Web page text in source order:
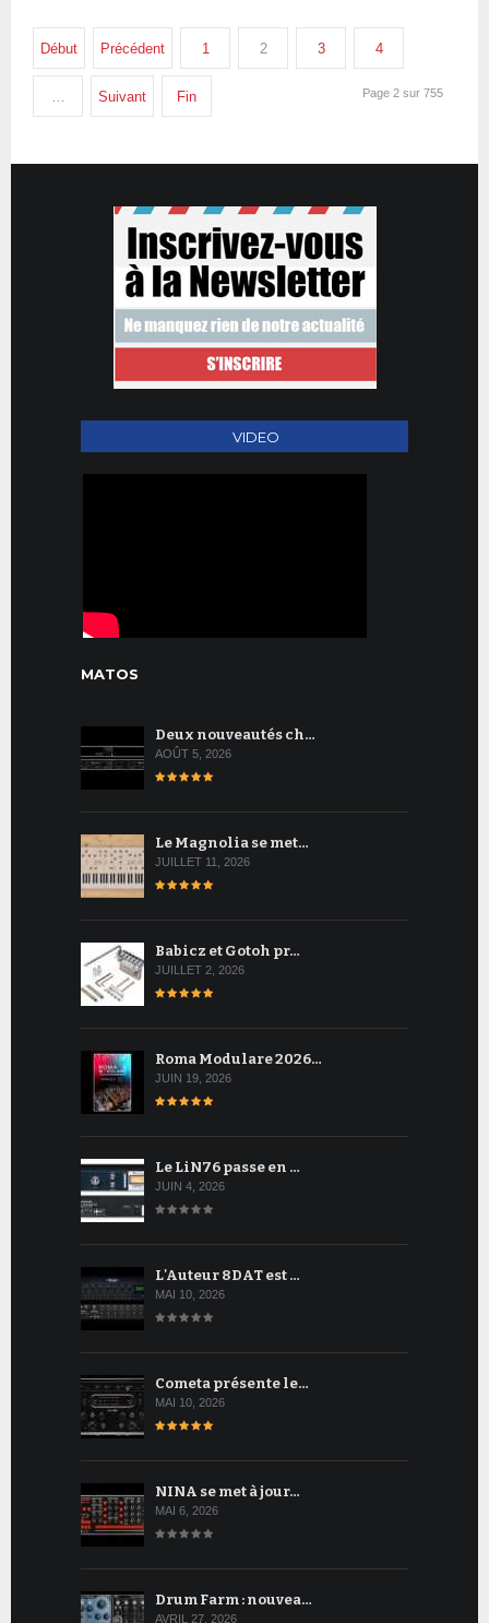
Début Précédent 1 2 3 4
… Suivant Fin Page 2 sur 755
VIDEO
MATOS
Deux nouveautés ch…
AOÛT 5, 2026
Le Magnolia se met…
JUILLET 11, 2026
Babicz et Gotoh pr…
JUILLET 2, 2026
Roma Modulare 2026…
JUIN 19, 2026
Le LiN76 passe en …
JUIN 4, 2026
L'Auteur 8DAT est …
MAI 10, 2026
Cometa présente le…
MAI 10, 2026
NINA se met à jour…
MAI 6, 2026
Drum Farm : nouvea…
AVRIL 27, 2026